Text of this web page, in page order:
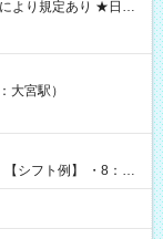
GET♪ お仕事後はコ
】試
大宮駅）